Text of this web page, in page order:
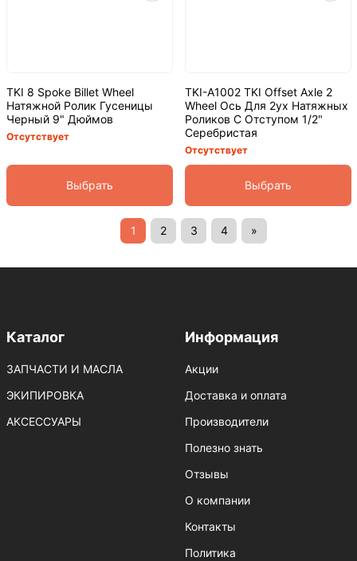
TKI 8 Spoke Billet Wheel
Натяжной Ролик Гусеницы
Черный 9" Дюймов
Отсутствует
Выбрать
TKI-A1002 TKI Offset Axle 2
Wheel Ось Для 2ух Натяжных
Роликов С Отступом 1/2"
Серебристая
Отсутствует
Выбрать
1 2 3 4 »
Каталог
ЗАПЧАСТИ И МАСЛА
ЭКИПИРОВКА
АКСЕССУАРЫ
Информация
Акции
Доставка и оплата
Производители
Полезно знать
Отзывы
О компании
Контакты
Политика